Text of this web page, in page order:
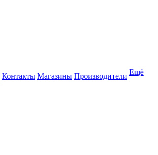
Контакты Магазины Производители Ещё